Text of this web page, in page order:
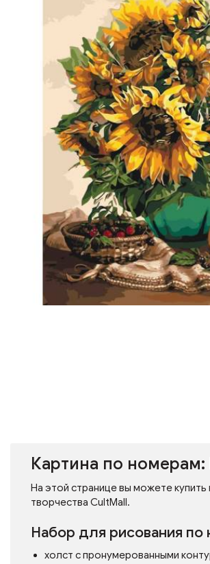
Картина по
На этой странице вы можете
творчества CultMall.
Набор для рисования
холст с пронумерованными